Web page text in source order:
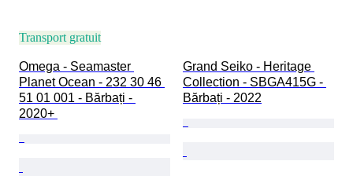
Transport gratuit
Omega - Seamaster
Planet Ocean - 232 30 46
51 01 001 - Bărbați -
2020+
Grand Seiko - Heritage
Collection - SBGA415G -
Bărbați - 2022